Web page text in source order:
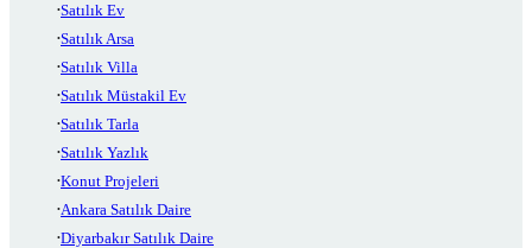
Satılık Ev
Satılık Arsa
Satılık Villa
Satılık Müstakil Ev
Satılık Tarla
Satılık Yazlık
Konut Projeleri
Ankara Satılık Daire
Diyarbakır Satılık Daire